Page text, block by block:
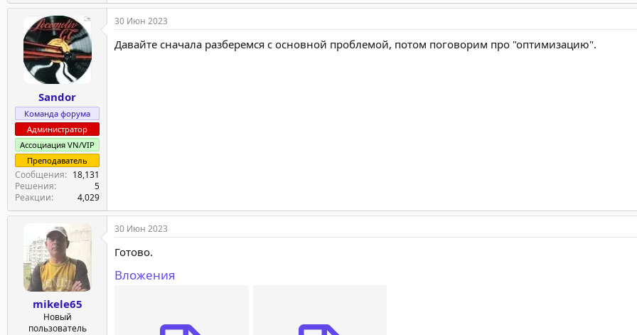
Sandor
Команда форума
Администратор
Ассоциация VN/VIP
Преподаватель
Сообщения
18,131
Решения
5
Реакции
4,029
30 Июн 2023
Давайте сначала разберемся с основной проблемой, потом поговорим про "оптимизацию".
mikele65
Новый
пользователь
30 Июн 2023
Готово.
Вложения